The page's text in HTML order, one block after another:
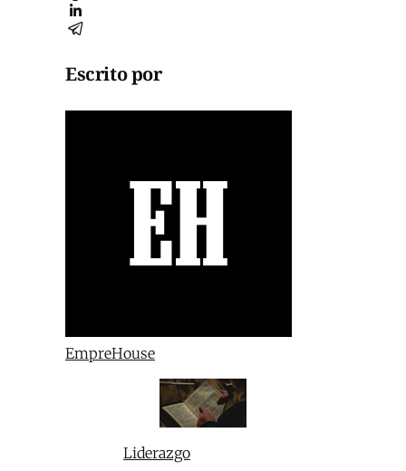
Escrito por
EmpreHouse
Liderazgo